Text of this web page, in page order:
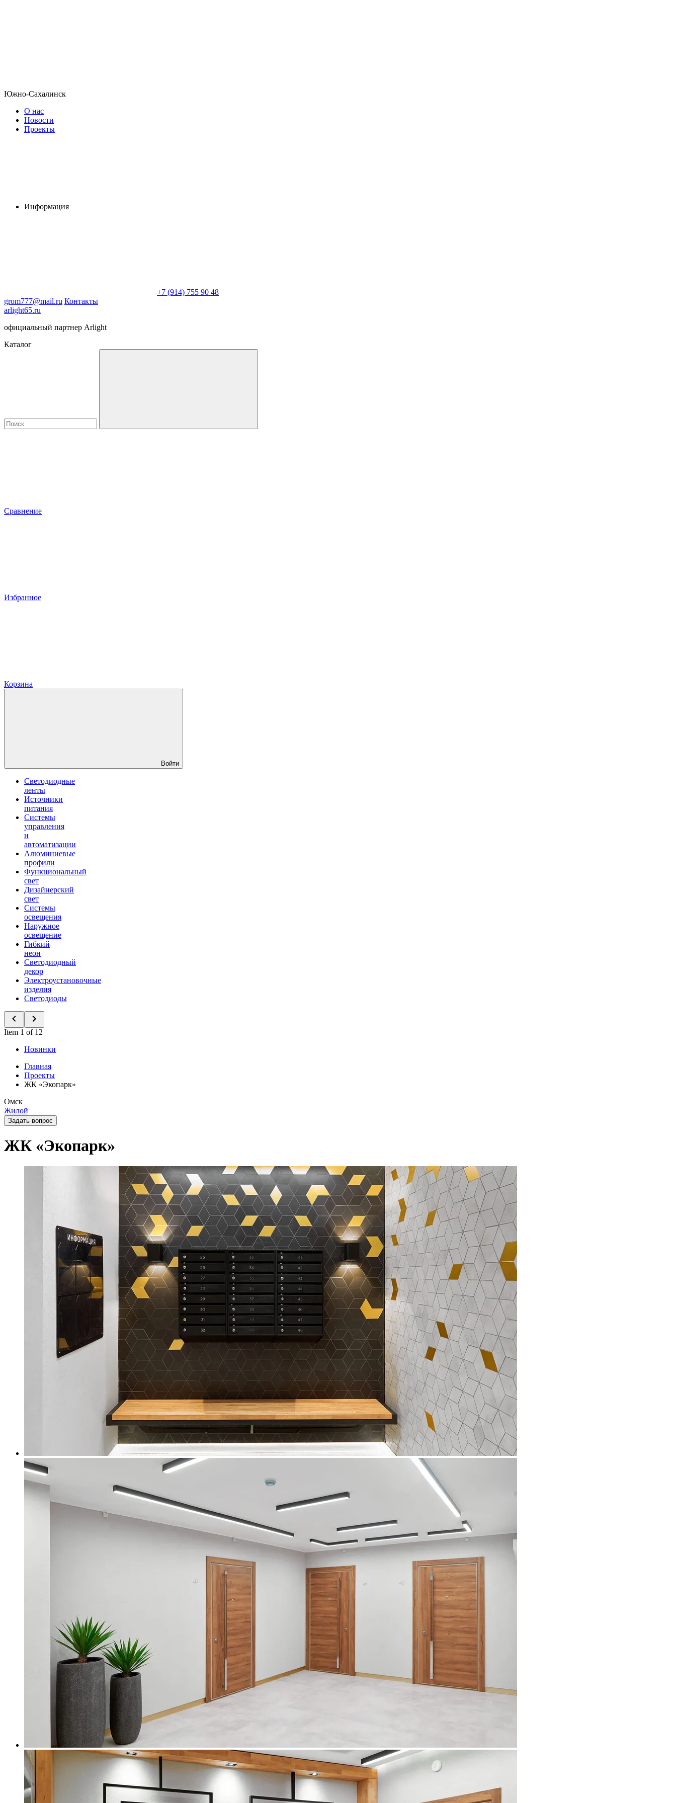
Южно-Сахалинск
О нас
Новости
Проекты
Информация
+7 (914) 755 90 48
grom777@mail.ru Контакты
arlight65.ru
официальный партнер Arlight
Каталог
Сравнение
Избранное
Корзина
Войти
Светодиодные
ленты
Источники
питания
Системы
управления
и
автоматизации
Алюминиевые
профили
Функциональный
свет
Дизайнерский
свет
Системы
освещения
Наружное
освещение
Гибкий
неон
Светодиодный
декор
Электроустановочные
изделия
Светодиоды
Item 1 of 12
Новинки
Главная
Проекты
ЖК «Экопарк»
Омск
Жилой
Задать вопрос
ЖК «Экопарк»